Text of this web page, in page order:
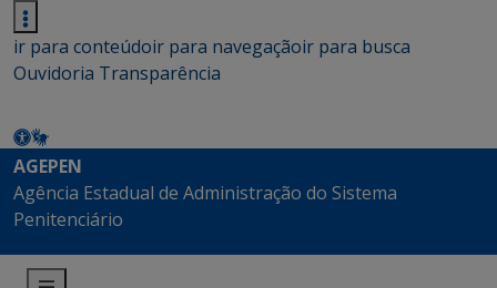
ir para conteúdoir para navegaçãoir para busca
Ouvidoria Transparência
AGEPEN
Agência Estadual de Administração do Sistema
Penitenciário